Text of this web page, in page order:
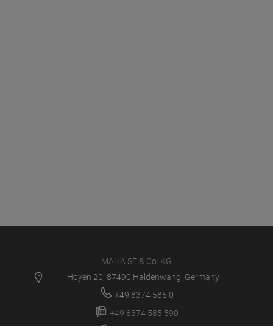
MAHA SE & Co. KG
Hoyen 20, 87490 Haldenwang, Germany
+49 8374 585 0
+49 8374 585 590